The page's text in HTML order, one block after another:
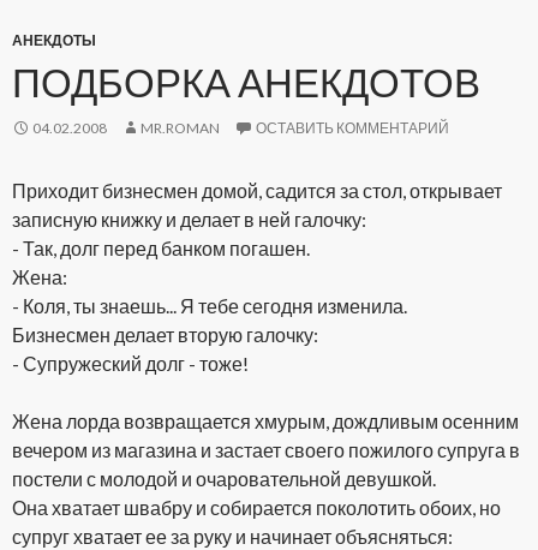
АНЕКДОТЫ
ПОДБОРКА АНЕКДОТОВ
04.02.2008 MR.ROMAN ОСТАВИТЬ КОММЕНТАРИЙ
Приходит бизнесмен домой, садится за стол, открывает
записную книжку и делает в ней галочку:
- Так, долг перед банком погашен.
Жена:
- Коля, ты знаешь... Я тебе сегодня изменила.
Бизнесмен делает вторую галочку:
- Супружеский долг - тоже!
Жена лорда возвращается хмурым, дождливым осенним
вечером из магазина и застает своего пожилого супруга в
постели с молодой и очаровательной девушкой.
Она хватает швабру и собирается поколотить обоих, но
супруг хватает ее за руку и начинает объясняться: